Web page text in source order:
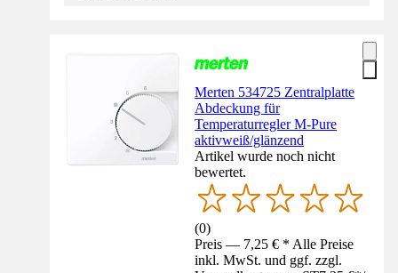
Merten 534725 Zentralplatte
Abdeckung für
Temperaturregler M-Pure
aktivweiß/glänzend
Artikel wurde noch nicht
bewertet.
(0)
Preis — 7,25 € * Alle Preise
inkl. MwSt. und ggf. zzgl.